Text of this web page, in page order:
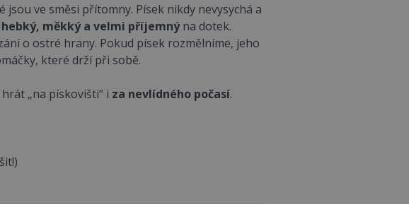
ve směsi přítomny. Písek nikdy nevysychá a
hebký, měkký a velmi příjemnýna dotek.
o ostré hrany. Pokud písek rozmělníme, jeho
které drží při sobě.
„na pískovišti“ i za nevlídného počasí.